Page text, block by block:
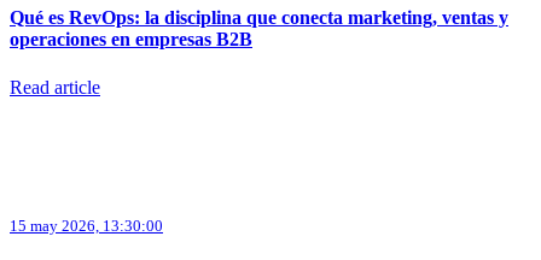
Qué es RevOps: la disciplina que conecta marketing, ventas y
operaciones en empresas B2B
Read article
15 may 2026, 13:30:00